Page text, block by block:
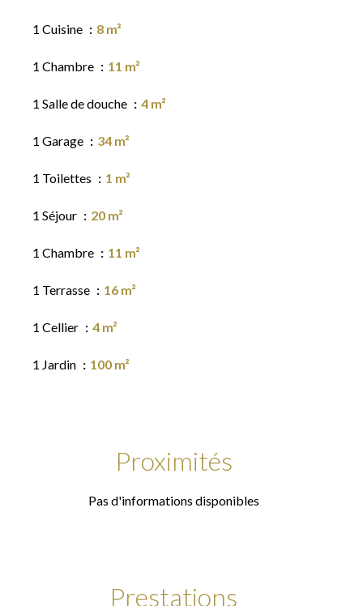
1 Cuisine 8 m²
1 Chambre 11 m²
1 Salle de douche 4 m²
1 Garage 34 m²
1 Toilettes 1 m²
1 Séjour 20 m²
1 Chambre 11 m²
1 Terrasse 16 m²
1 Cellier 4 m²
1 Jardin 100 m²
Proximités
Pas d'informations disponibles
Prestations